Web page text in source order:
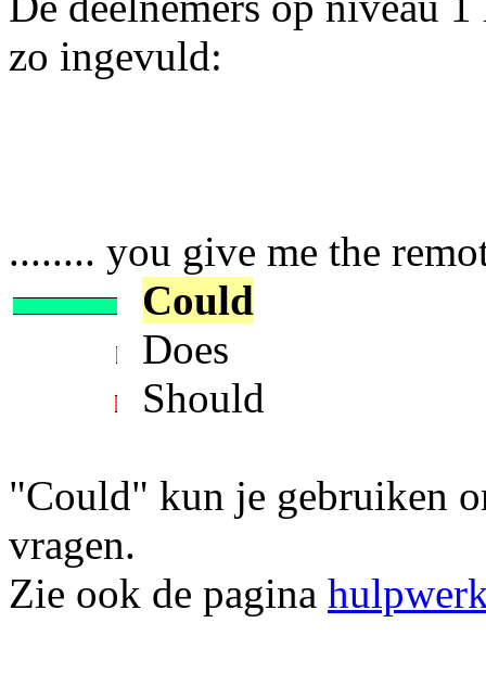
zo ingevuld:
........ you give me the
Could
Does
Should
"Could" kun je gebruiken
vragen.
Zie ook de pagina